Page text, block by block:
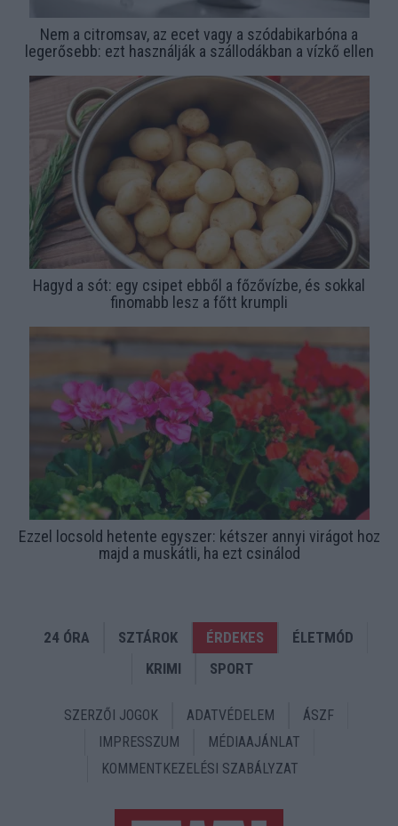
Nem a citromsav, az ecet vagy a szódabikarbóna a
legerősebb: ezt használják a szállodákban a vízkő ellen
Hagyd a sót: egy csipet ebből a főzővízbe, és sokkal
finomabb lesz a főtt krumpli
Ezzel locsold hetente egyszer: kétszer annyi virágot hoz
majd a muskátli, ha ezt csinálod
24 ÓRA SZTÁROK ÉRDEKES
ÉLETMÓD
KRIMI
SPORT
SZERZŐI JOGOK ADATVÉDELEM
ÁSZF
IMPRESSZUM
MÉDIAAJÁNLAT
KOMMENTKEZELÉSI SZABÁLYZAT